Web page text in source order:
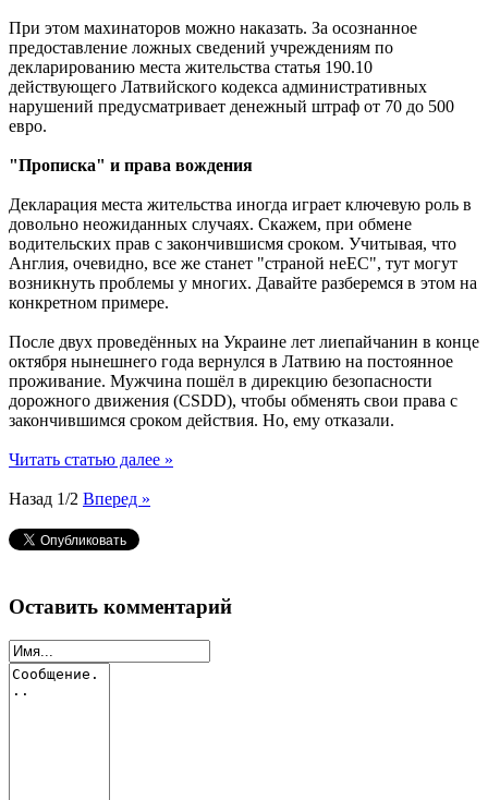
При этом махинаторов можно наказать. За осознанное
предоставление ложных сведений учреждениям по
декларированию места жительства статья 190.10
действующего Латвийского кодекса административных
нарушений предусматривает денежный штраф от 70 до 500
евро.
"Прописка" и права вождения
Декларация места жительства иногда играет ключевую роль в
довольно неожиданных случаях. Скажем, при обмене
водительских прав с закончившисмя сроком. Учитывая, что
Англия, очевидно, все же станет "страной неЕС", тут могут
возникнуть проблемы у многих. Давайте разберемся в этом на
конкретном примере.
После двух проведённых на Украине лет лиепайчанин в конце
октября нынешнего года вернулся в Латвию на постоянное
проживание. Мужчина пошёл в дирекцию безопасности
дорожного движения (CSDD), чтобы обменять свои права с
закончившимся сроком действия. Но, ему отказали.
Читать статью далее »
Назад 1/2 Вперед »
Оставить комментарий